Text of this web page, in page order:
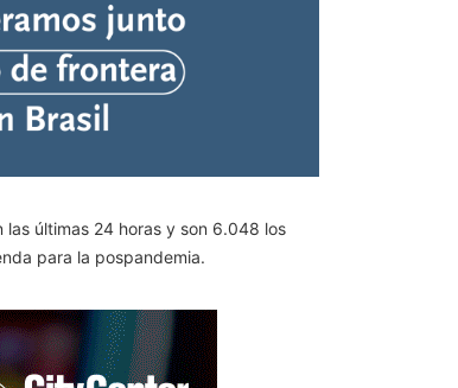
últimas 24 horas y son 6.048 los
para la pospandemia.